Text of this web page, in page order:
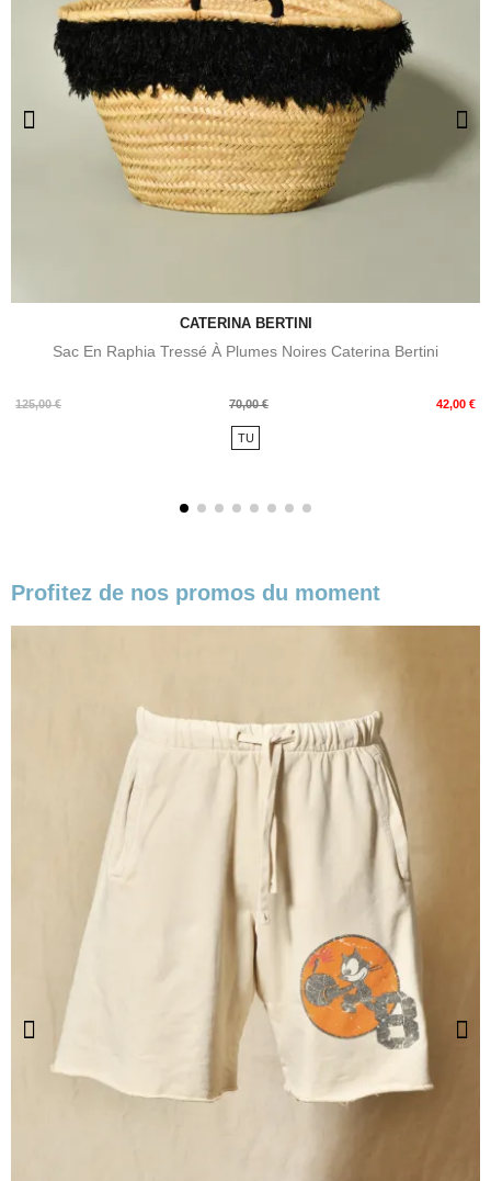
CATERINA BERTINI
Sac En Raphia Tressé À Plumes Noires Caterina Bertini
125,00 €
Prix
70,00 € 42,00 €
Prix
TU
Profitez de nos promos du moment